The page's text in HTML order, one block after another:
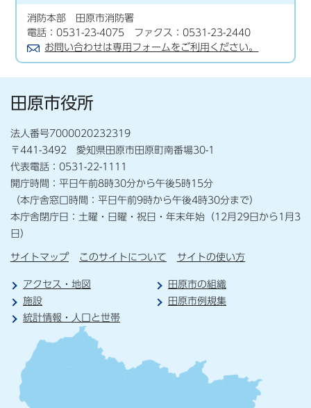
消防本部 田原市消防署
電話：0531-23-4075 ファクス：0531-23-2440
お問い合わせは専用フォームをご利用ください。
田原市役所
法人番号7000020232319
〒441-3492 愛知県田原市田原町南番場30-1
代表電話：0531-22-1111
開庁時間：平日午前8時30分から午後5時15分
（本庁舎窓口時間：平日午前9時から午後4時30分まで）
本庁舎閉庁日：土曜・日曜・祝日・年末年始（12月29日から1月3
日）
サイトマップ このサイトについて サイトの使い方
アクセス・地図
田原市の組織
施設
田原市例規集
統計情報・人口と世帯